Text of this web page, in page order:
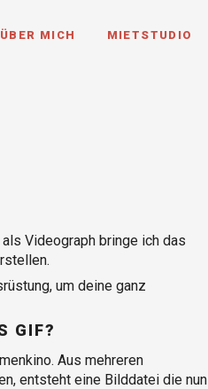
ÜBER MICH MIETSTUDIO
Videograph bringe ich das
um deine ganz
GIF?
Aus mehreren
entsteht eine Bilddatei die nun